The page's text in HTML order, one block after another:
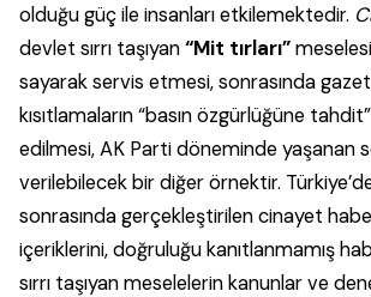
olduğu güç ile insanları etkilemektedir.
devlet sırrı taşıyan“Mit tırları”
sayarak servis etmesi, sonrasında
kısıtlamaların “basın özgürlüğüne
edilmesi, AK Parti döneminde yaşanan
verilebilecek bir diğer örnektir. Türkiye’de
sonrasında gerçekleştirilen cinayet
içeriklerini, doğruluğu kanıtlanmamış
sırrı taşıyan meselelerin kanunlar ve